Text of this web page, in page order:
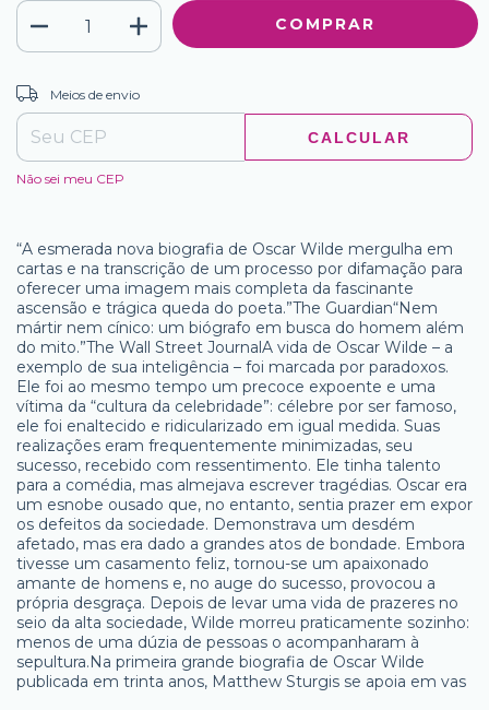
Entregas para o CEP:
Meios de envio
CALCULAR
Não sei meu CEP
“A esmerada nova biografia de Oscar Wilde mergulha em
cartas e na transcrição de um processo por difamação para
oferecer uma imagem mais completa da fascinante
ascensão e trágica queda do poeta.”The Guardian“Nem
mártir nem cínico: um biógrafo em busca do homem além
do mito.”The Wall Street JournalA vida de Oscar Wilde – a
exemplo de sua inteligência – foi marcada por paradoxos.
Ele foi ao mesmo tempo um precoce expoente e uma
vítima da “cultura da celebridade”: célebre por ser famoso,
ele foi enaltecido e ridicularizado em igual medida. Suas
realizações eram frequentemente minimizadas, seu
sucesso, recebido com ressentimento. Ele tinha talento
para a comédia, mas almejava escrever tragédias. Oscar era
um esnobe ousado que, no entanto, sentia prazer em expor
os defeitos da sociedade. Demonstrava um desdém
afetado, mas era dado a grandes atos de bondade. Embora
tivesse um casamento feliz, tornou-se um apaixonado
amante de homens e, no auge do sucesso, provocou a
própria desgraça. Depois de levar uma vida de prazeres no
seio da alta sociedade, Wilde morreu praticamente sozinho:
menos de uma dúzia de pessoas o acompanharam à
sepultura.Na primeira grande biografia de Oscar Wilde
publicada em trinta anos, Matthew Sturgis se apoia em vas